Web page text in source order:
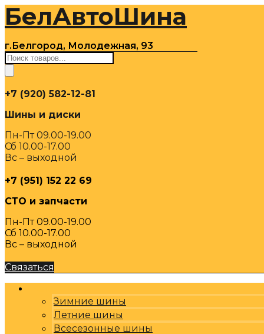
Перейти
содержимому
БелАвтоШина
г.Белгород, Молодежная, 93
Поиск
товаров
+7 (920) 582-12-81
Шины и диски
Пн-Пт 09.00-19.00
Сб 10.00-17.00
Вс – выходной
+7 (951) 152 22 69
СТО и запчасти
Пн-Пт 09.00-19.00
Сб 10.00-17.00
Вс – выходной
Связаться
Зимние шины
Летние шины
Всесезонные шины